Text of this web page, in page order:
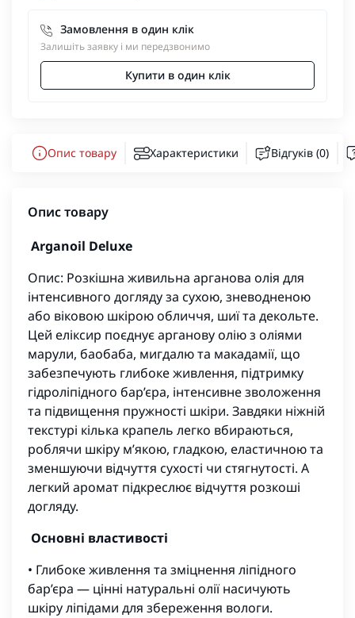
Замовлення в один клік
Залишіть заявку і ми передзвонимо
Купити в один клік
Опис товару Характеристики Відгуків (0)
Опис товару
Arganoil Deluxe
Опис: Розкішна живильна арганова олія для
інтенсивного догляду за сухою, зневодненою
або віковою шкірою обличчя, шиї та декольте.
Цей еліксир поєднує арганову олію з оліями
марули, баобаба, мигдалю та макадамії, що
забезпечують глибоке живлення, підтримку
гідроліпідного бар’єра, інтенсивне зволоження
та підвищення пружності шкіри. Завдяки ніжній
текстурі кілька крапель легко вбираються,
роблячи шкіру м’якою, гладкою, еластичною та
зменшуючи відчуття сухості чи стягнутості. А
легкий аромат підкреслює відчуття розкоші
догляду.
Основні властивості
• Глибоке живлення та зміцнення ліпідного
бар’єра — цінні натуральні олії насичують
шкіру ліпідами для збереження вологи.